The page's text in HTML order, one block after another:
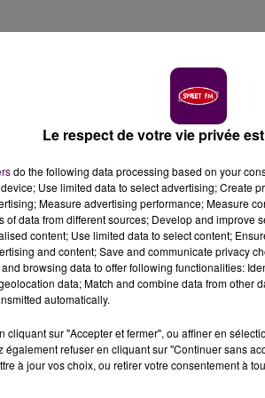
inaugurale du millésime
ce vendredi 12 octobre. La
pas ! Voire ! En tout cas pas pour
fait face à une chromophobie
du XVIe siècle, la couleur passe
la symbolique occidentale à
tendre quand il dénonçait"la
une histoire des couleurs
!
impossible"explique l’universitaire
à nous éclairer en se lançant dans
de perception, cela montre bien
Le respect de votre vie privée
do the following data processing based on your
Use limited data to select advertising; Create
Measure advertising performance; Measure
of data from different sources; Develop and improve
content; Use limited data to select content;
and content; Save and communicate privacy
browsing data to offer following functionalities:
data; Match and combine data from other
automatically.
cliquant sur "Accepter et fermer", ou affiner en
également refuser en cliquant sur "Continuer sans
à jour vos choix, ou retirer votre consentement à